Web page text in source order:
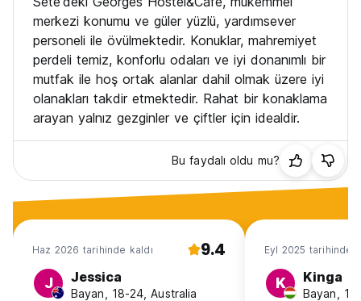
merkezi konumu ve güler yüzlü, yardımsever
personeli ile övülmektedir. Konuklar, mahremiyet
perdeli temiz, konforlu odaları ve iyi donanımlı bir
mutfak ile hoş ortak alanlar dahil olmak üzere iyi
olanakları takdir etmektedir. Rahat bir konaklama
arayan yalnız gezginler ve çiftler için idealdir.
Bu faydalı oldu mu?
Haz 2026 tarihinde kaldı 9.4
J Jessica
Bayan, 18-24, Australia
Eyl 2025 tarihinde
K Kinga
Bayan,